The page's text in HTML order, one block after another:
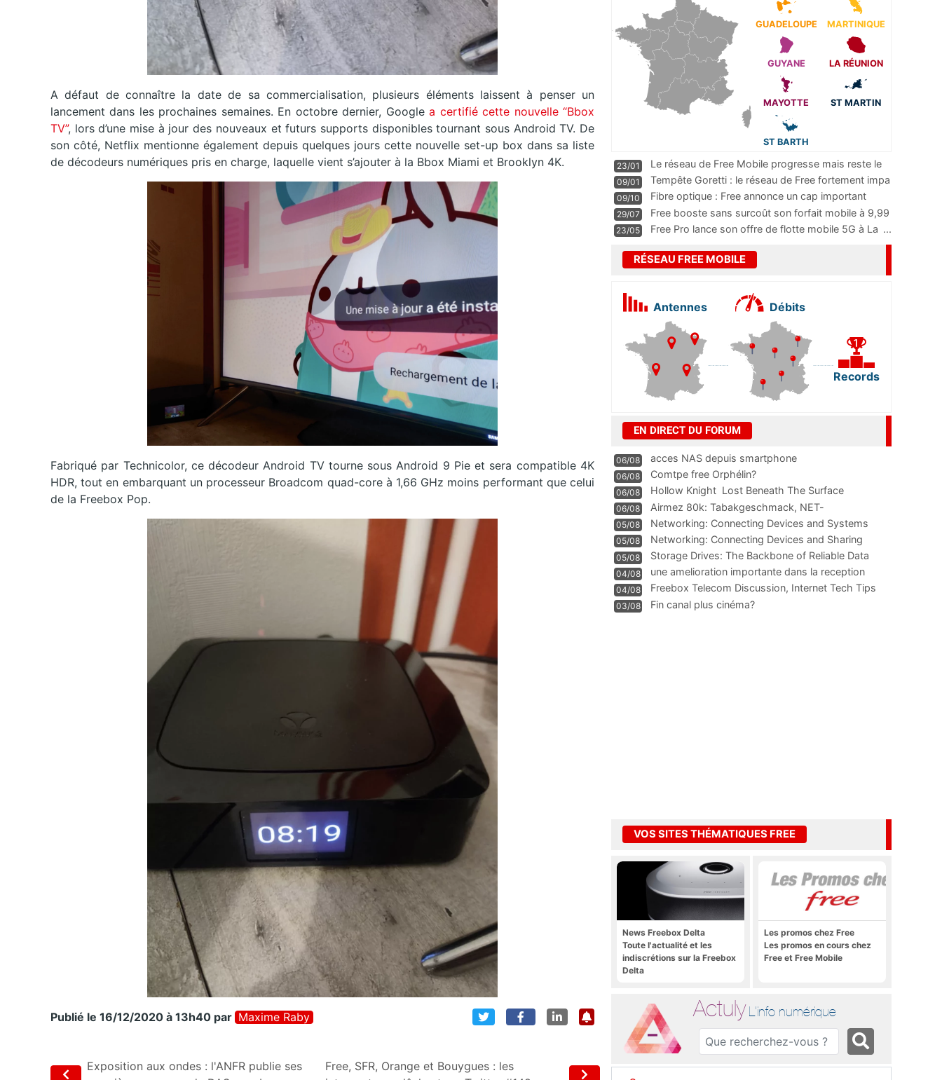
A défaut de connaître la date de sa commercialisation, plusieurs éléments laissent à penser un
lancement dans les prochaines semaines. En octobre dernier, Googlea certifié cette nouvelle “Bbox
TV”, lors d’une mise à jour des nouveaux et futurs supports disponibles tournant sous Android TV. De
son côté, Netflix mentionne également depuis quelques jours cette nouvelle set-up box dans sa liste
de décodeurs numériques pris en charge, laquelle vient s’ajouter à la Bbox Miami et Brooklyn 4K.
Fabriqué par Technicolor, ce décodeur Android TV tourne sous Android 9 Pie et sera compatible 4K
HDR, tout en embarquant un processeur Broadcom quad-core à 1,66 GHz moins performant que celui
de la Freebox Pop.
Publié le 16/12/2020 à 13h40 par Maxime Raby
Exposition aux ondes : l'ANFR publie ses
Free, SFR, Orange et Bouygues : les
GUADELOUPE MARTINIQUE
GUYANE LA RÉUNION
MAYOTTE ST MARTIN
ST BARTH
23/01
Le réseau de Free Mobile progresse mais reste le
m
...
09/01
Tempête Goretti : le réseau de Free fortement impa
09/10
Fibre optique : Free annonce un cap important
pass
...
29/07
Free booste sans surcoût son forfait mobile à 9,99
23/05 Free Pro lance son offre de flotte mobile 5G à La ...
RÉSEAU FREE MOBILE
Antennes Débits
Records
EN DIRECT DU FORUM
06/08 acces NAS depuis smartphone
06/08 Comtpe free Orphélin?
06/08 Hollow Knight  Lost Beneath The Surface
06/08
Airmez 80k: Tabakgeschmack, NET-
Technologie und Leistung im
05/08 Networking: Connecting Devices and Systems
05/08
Networking: Connecting Devices and Sharing
Information
05/08
Storage Drives: The Backbone of Reliable Data
Management
04/08
une amelioration importante dans la reception
WIFI
04/08
Freebox Telecom Discussion, Internet Tech Tips
Communi
03/08 Fin canal plus cinéma?
VOS SITES THÉMATIQUES FREE
News Freebox Delta
Toute l'actualité et les
indiscrétions sur la Freebox
Delta
Les promos chez Free
Les promos en cours chez
Free et Free Mobile
Actuly L'info numérique